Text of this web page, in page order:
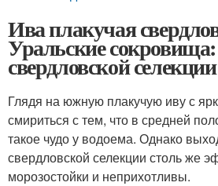
Ива плакучая
Уральские
свердловской селекции
Глядя на южную плакучую иву с
смириться с тем, что в средней
такое чудо у водоема. Однако
свердловской селекции столь же
морозостойки и неприхотливы.